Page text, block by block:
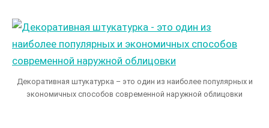
Декоративная штукатурка – это один из наиболее популярных и
экономичных способов современной наружной облицовки